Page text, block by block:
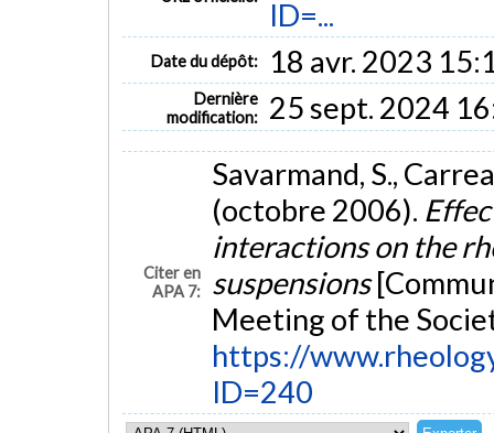
ID=...
Date du dépôt: 18 avr. 2023
Dernière
modification:
25 sept. 2024
Citer en
APA 7:
Savarmand, S.,
(octobre 2006).
interactions on the
suspensions
Meeting of the
https://
ID=240